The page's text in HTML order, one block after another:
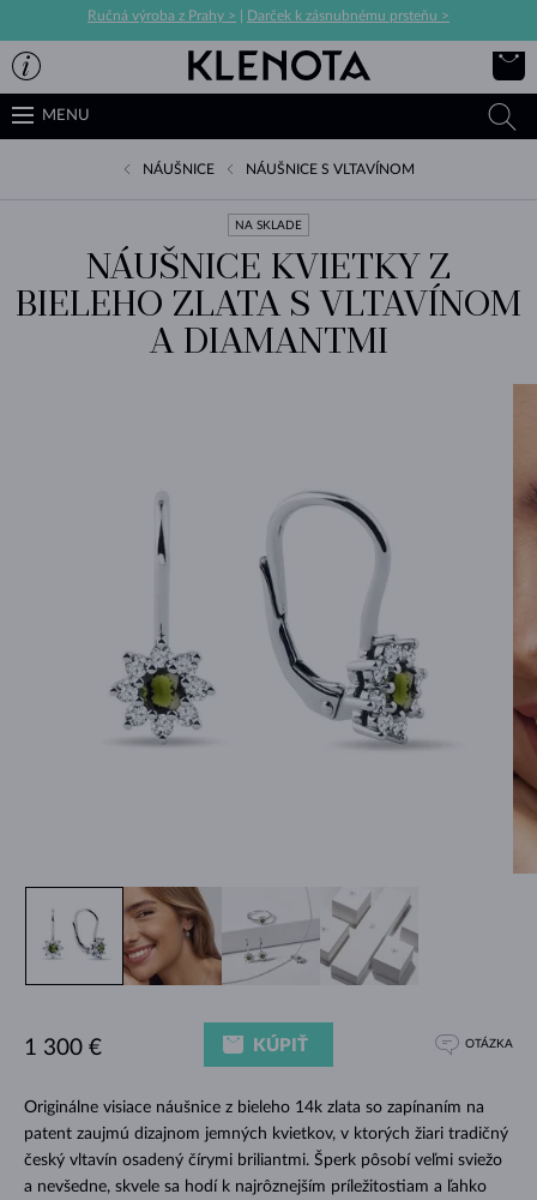
Ručná výroba z Prahy > Darček k zásnubnému prsteňu >
MENU
NÁUŠNICE NÁUŠNICE S VLTAVÍNOM
NA SKLADE
NÁUŠNICE KVIETKY Z
BIELEHO ZLATA S VLTAVÍNOM
A DIAMANTMI
Originálne visiace náušnice z bieleho 14k zlata so zapínaním na
patent zaujmú dizajnom jemných kvietkov, v ktorých žiari tradičný
český vltavín osadený čírymi briliantmi. Šperk pôsobí veľmi sviežo
a nevšedne, skvele sa hodí k najrôznejším príležitostiam a ľahko
1 300 € KÚPIŤ OTÁZKA